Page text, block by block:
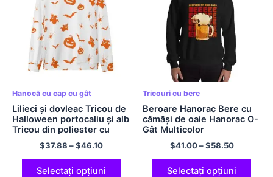
Hanocă cu cap cu gât
Lilieci și dovleac Tricou de
Halloween portocaliu și alb
Tricou din poliester cu
decolteu rotund Hanorac
cu glugă lejer și comod
$37.88 –$46.10
Selectați opțiuni
Tricouri cu bere
Beroare Hanorac Bere cu
cămăși de oaie Hanorac O-
Gât Multicolor
$41.00–$58.50
Selectați opțiuni